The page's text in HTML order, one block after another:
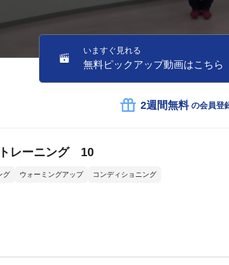
いますぐ見れる
無料ピックアップ動画はこちら
2週間無料 の会員登
レーニング 10
グ ウォーミングアップ コンディショニング